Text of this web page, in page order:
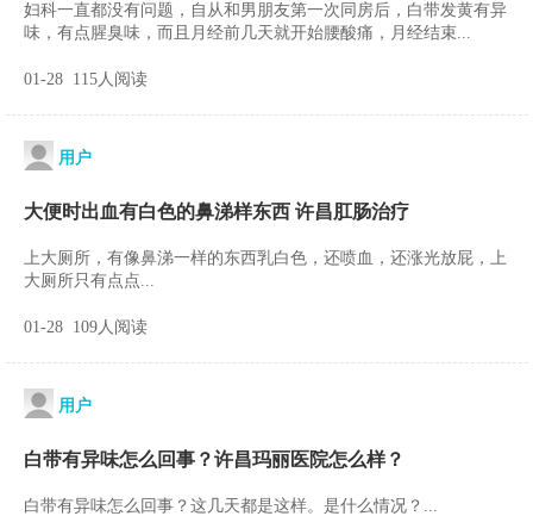
妇科一直都没有问题，自从和男朋友第一次同房后，白带发黄有异
味，有点腥臭味，而且月经前几天就开始腰酸痛，月经结束...
01-28 115人阅读
用户
大便时出血有白色的鼻涕样东西 许昌肛肠治疗
上大厕所，有像鼻涕一样的东西乳白色，还喷血，还涨光放屁，上
大厕所只有点点...
01-28 109人阅读
用户
白带有异味怎么回事？许昌玛丽医院怎么样？
白带有异味怎么回事？这几天都是这样。是什么情况？...